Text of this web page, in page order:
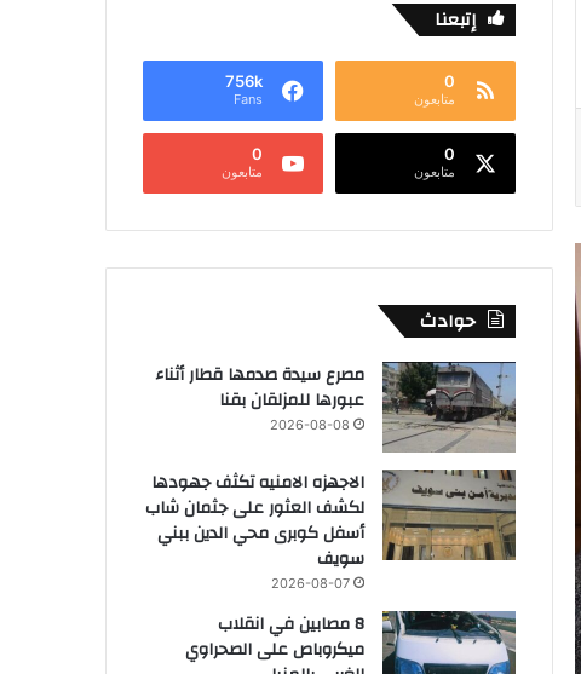
إتبعنا
0
متابعون
756k
Fans
0
متابعون
0
متابعون
حوادث
مصرع سيدة صدمها قطار أثناء
عبورها للمزلقان بقنا
2026-08-08
الاجهزه الامنيه تكثف جهودها
لكشف العثور على جثمان شاب
أسفل كوبرى محي الدين ببني
سويف
2026-08-07
8 مصابين في انقلاب
ميكروباص على الصحراوي